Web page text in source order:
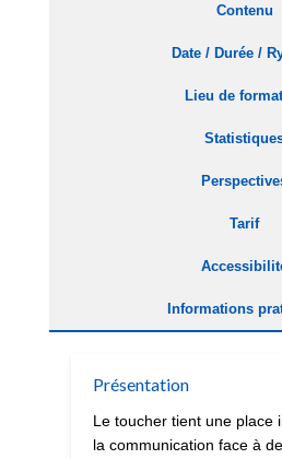
Contenu
Date / Durée /
Lieu de
Tarif
Informations
Présentation
Le toucher tient une place
la communication face à